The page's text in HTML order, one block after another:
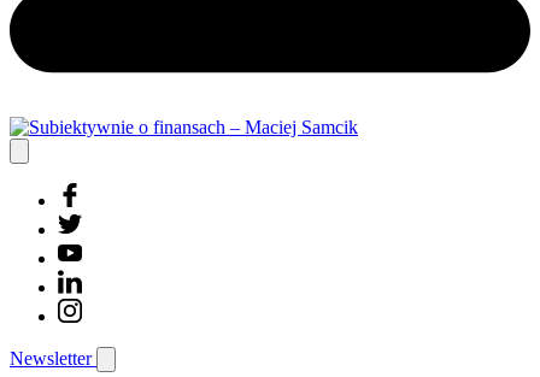
Newsletter